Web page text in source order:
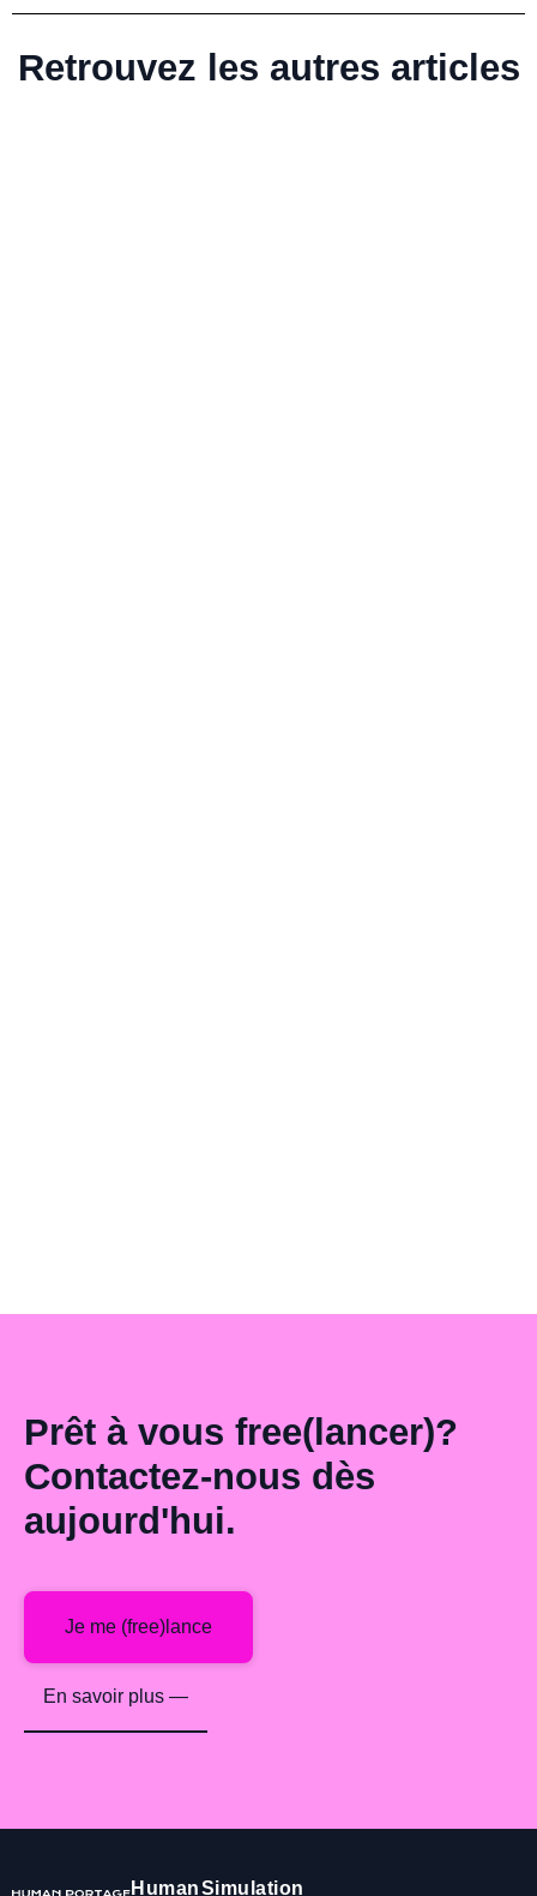
Retrouvez les autres articles
Prêt à vous free(lancer)?
Contactez-nous dès
aujourd'hui.
Je me (free)lance
En savoir plus —
HumanSimulation